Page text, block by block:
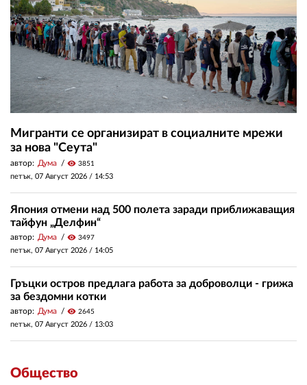
Мигранти се организират в социалните мрежи
за нова "Сеута"
автор: Дума visibility 3851
петък, 07 Август 2026 / 14:53
Япония отмени над 500 полета заради приближаващия
тайфун „Делфин“
автор: Дума visibility 3497
петък, 07 Август 2026 / 14:05
Гръцки остров предлага работа за доброволци - грижа
за бездомни котки
автор: Дума visibility 2645
петък, 07 Август 2026 / 13:03
Общество